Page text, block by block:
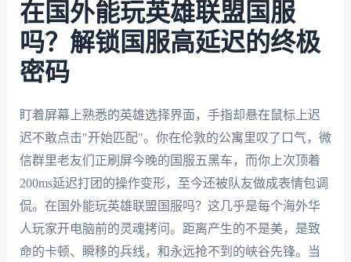
在国外能玩英雄联盟国服
吗？解锁国服高延迟的终极
密码
盯着屏幕上熟悉的英雄选择界面，手指却悬在鼠标上迟
迟不敢点击"开始匹配"。你在伦敦的公寓里叹了口气，微
信群里老友们正刷屏今晚的国服五黑车，而你上次顶着
200ms延迟打团的操作变形，至今还被队友做成表情包调
侃。在国外能玩英雄联盟国服吗？这几乎是每个海外华
人玩家开电脑前的灵魂拷问。距离产生的不是美，是致
命的卡顿、瞬移的兵线，和永远抢不到的峡谷先锋。当